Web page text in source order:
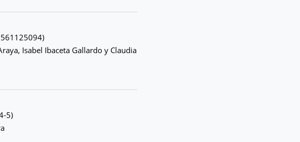
Isabel Ibaceta Gallardo y Claudia
5)